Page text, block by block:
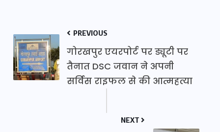
PREVIOUS
गोरखपुर एयरपोर्ट पर ड्यूटी पर
तैनात DSC जवान ने अपनी
सर्विस राइफल से की आत्महत्या
NEXT